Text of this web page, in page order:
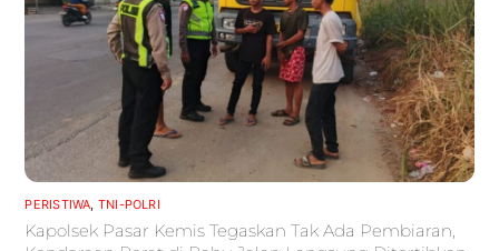
PERISTIWA, TNI-POLRI
Kapolsek Pasar Kemis Tegaskan Tak Ada Pembiaran,